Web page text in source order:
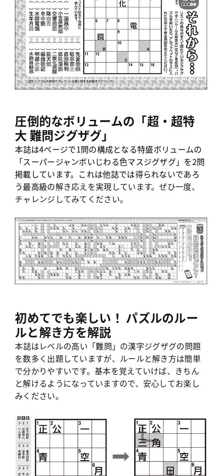
圧倒的なボリュームの 「超・超特
大 難問ジグザグ」
本誌は4ページで1問の構成となる特盛ボリュームの
「スーパージャンボいじわる色マスジグザグ」を2問
掲載しています。これは他誌では得られないであろ
う最高級の解き応えを実現しています。ぜひ一度、
チャレンジしてみてください。
初めてでも楽しい！ パズルのルー
ルと解き方を解説
本誌はレベルの高い「難問」の漢字ジグザグの問題
を数多く出題していますが、ルールと解き方は簡単
で分かりやすいです。基本を覚えていけば、きちん
と解けるようになっていますので、安心してお楽し
みください。